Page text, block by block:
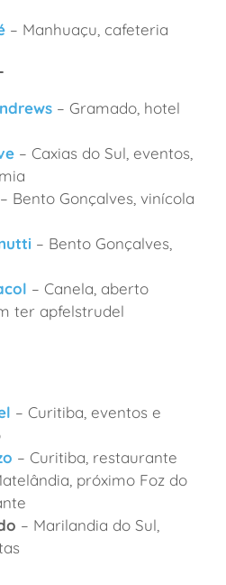
– Manhuaçu, cafeteria
– Gramado, hotel
– Caxias do Sul, eventos,
– Bento Gonçalves, vinícola
– Bento Gonçalves,
– Canela, aberto
ter apfelstrudel
– Curitiba, eventos e
– Curitiba, restaurante
próximo Foz do
– Marilandia do Sul,